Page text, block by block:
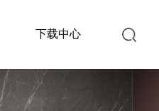
下载中心